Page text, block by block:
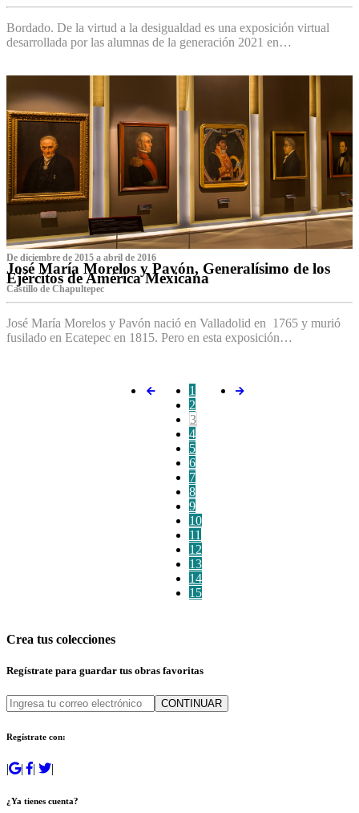
Bordado. De la virtud a la desigualdad es una exposición virtual
desarrollada por las alumnas de la generación 2021 en…
De diciembre de 2015 a abril de 2016
José María Morelos y Pavón, Generalísimo de los
Ejércitos de América Mexicana
C‌astillo de Chapultepec
José María Morelos y Pavón nació en Valladolid en 1765 y murió
fusilado en Ecatepec en 1815. Pero en esta exposición…
1
2
3
4
5
6
7
8
9
10
11
12
13
14
15
Crea tus colecciones
Regístrate para guardar tus obras favoritas
CONTINUAR
Regístrate con:
| | | |
¿Ya tienes cuenta?